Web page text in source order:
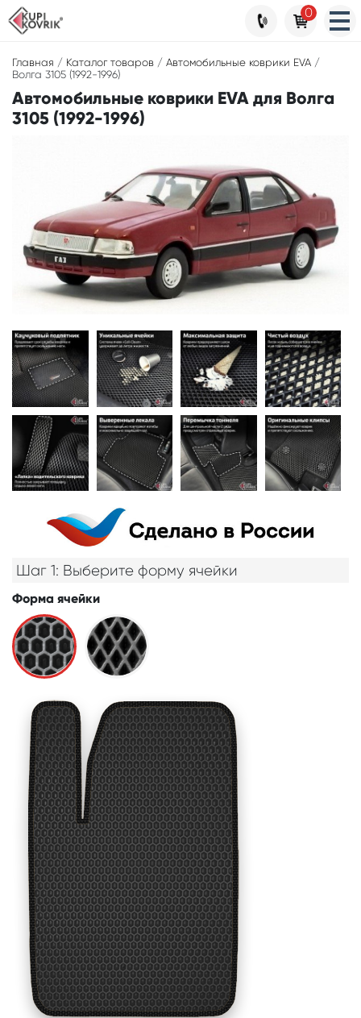
Главная / Каталог товаров / Автомобильные коврики EVA /
Волга 3105 (1992-1996)
Автомобильные коврики EVA для Волга
3105 (1992-1996)
Шаг 1: Выберите форму ячейки
Форма ячейки
0